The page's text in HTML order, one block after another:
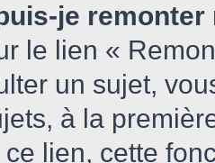
je
le lien «
un sujet,
à la
lien, cette